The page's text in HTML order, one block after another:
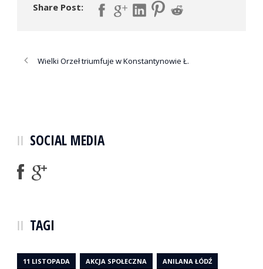
Share Post:
Wielki Orzeł triumfuje w Konstantynowie Ł.
SOCIAL MEDIA
TAGI
11 LISTOPADA AKCJA SPOŁECZNA ANILANA ŁÓDŹ